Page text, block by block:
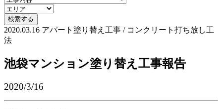
2020.03.16 アパート塗り替え工事 / コンクリート打ち放し工
法
池袋マンション塗り替え工事報告
2020/3/16